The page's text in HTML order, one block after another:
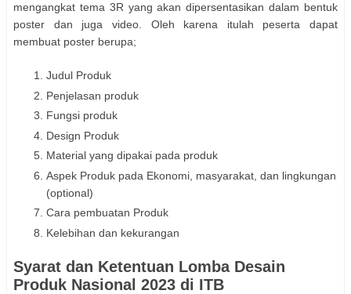
mengangkat tema 3R yang akan dipersentasikan dalam bentuk
poster dan juga video. Oleh karena itulah peserta dapat
membuat poster berupa;
Judul Produk
Penjelasan produk
Fungsi produk
Design Produk
Material yang dipakai pada produk
Aspek Produk pada Ekonomi, masyarakat, dan lingkungan
(optional)
Cara pembuatan Produk
Kelebihan dan kekurangan
Syarat dan Ketentuan Lomba Desain
Produk Nasional 2023 di ITB